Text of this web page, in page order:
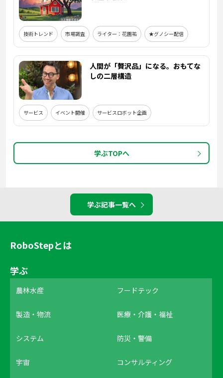
技術トレンド 市場調査 ライター：花園祐 ★グノシー配信
人間が「贅沢品」になる。おもてな
しの二層構造
サービス イベント開催 サービスロボット企画
学ぶTOPへ
学ぶ記事一覧へ
RoboStepとは
学ぶ
農林水産 フードテック
製造・物流 医療・介護・福祉
システム 防災・警備
宇宙 コンサルティング